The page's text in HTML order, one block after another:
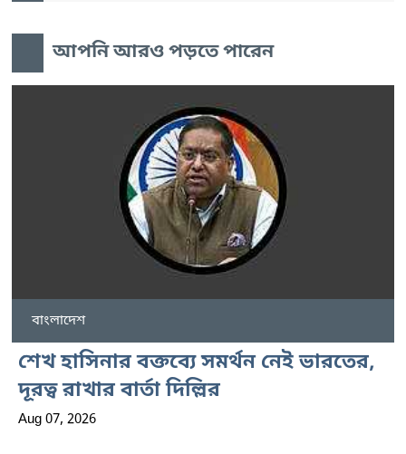
আপনি আরও পড়তে পারেন
বাংলাদেশ
শেখ হাসিনার বক্তব্যে সমর্থন নেই ভারতের,
দূরত্ব রাখার বার্তা দিল্লির
Aug 07, 2026